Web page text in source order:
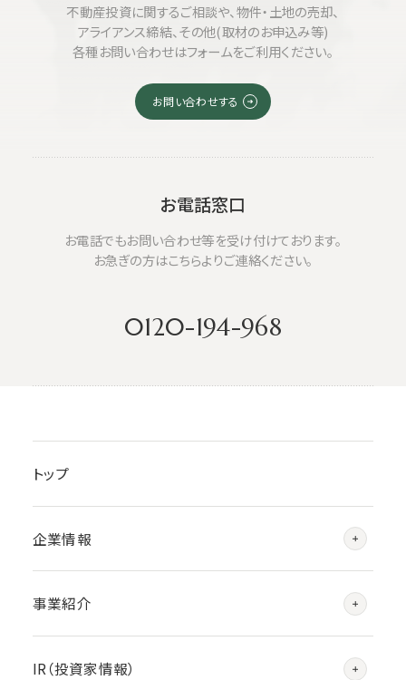
不動産投資に関するご相談や、物件・土地の売却、
アライアンス締結、その他(取材のお申込み等)
各種お問い合わせはフォームをご利用ください。
お問い合わせする
お電話窓口
お電話でもお問い合わせ等を受け付けております。
お急ぎの方はこちらよりご連絡ください。
0120-194-968
トップ
企業情報
事業紹介
IR（投資家情報）